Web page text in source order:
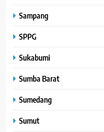
Sampang
SPPG
Sukabumi
Sumba Barat
Sumedang
Sumut